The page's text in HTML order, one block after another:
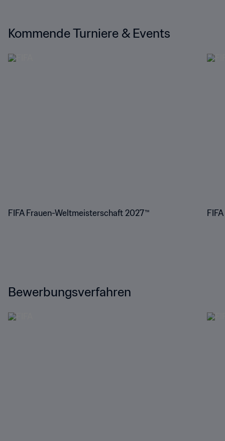
Kommende Turniere & Events
FIFA Frauen-Weltmeisterschaft 2027™
Bewerbungsverfahren